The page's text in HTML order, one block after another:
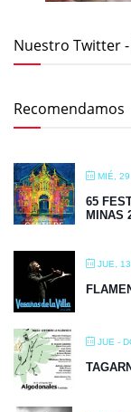
Nuestro Twitter
Recomendamos
MIÉ,
65
MINAS
JUE,
JUE -